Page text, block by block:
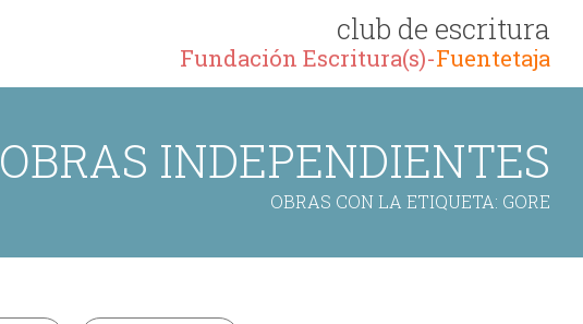
club de escritura
Fundación Escritura(s)-Fuentetaja
OBRAS INDEPENDIENTES
OBRAS CON LA ETIQUETA: GORE